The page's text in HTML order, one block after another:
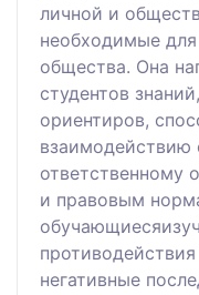
личной и
необходимые
общества. Она
студентов
ориентиров,
ответственному
и правовым
негативные